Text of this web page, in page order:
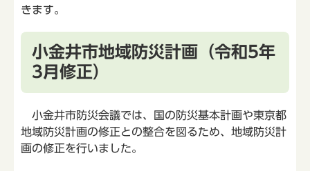
きます。
小金井市地域防災計画（令和5年
3月修正）
小金井市防災会議では、国の防災基本計画や東京都
地域防災計画の修正との整合を図るため、地域防災計
画の修正を行いました。